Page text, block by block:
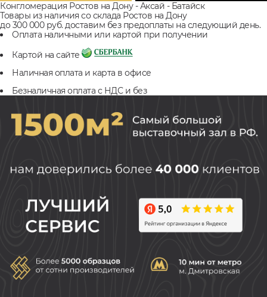
Конгломерация Ростов на Дону - Аксай - Батайск
Товары из наличия со склада Ростов на Дону
до 300 000 руб. доставим без предоплаты на следующий день.
Оплата наличными или картой при получении
Картой на сайте
Наличная оплата и карта в офисе
Безналичная оплата с НДС и без